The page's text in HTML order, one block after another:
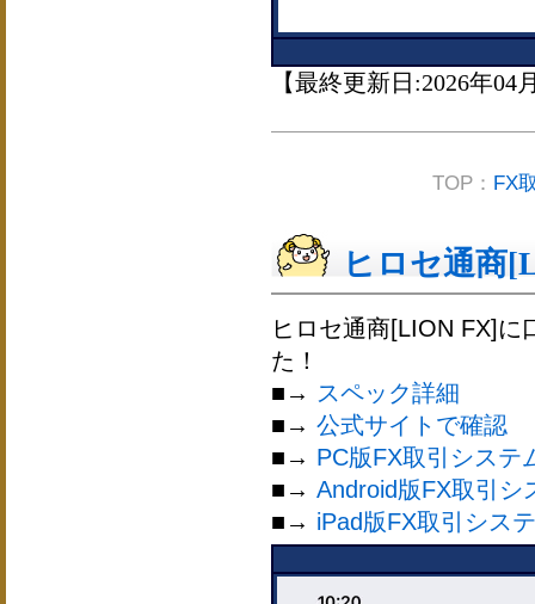
【最終更新日:2026年04
TOP： FX
ヒロセ通商
ヒロセ通商[LION FX]に
た！
■→ スペック詳細
■→ 公式サイトで確認
■→ PC版FX取引システ
■→ Android版FX取引シ
■→ iPad版FX取引シス